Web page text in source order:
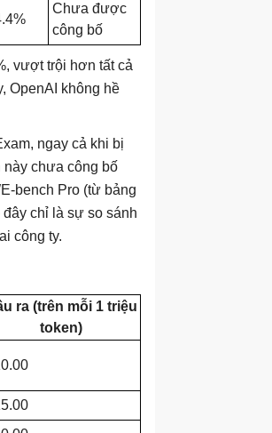
Chưa được
công bố
vượt trội hơn tất cả
OpenAI không hề
ngay cả khi bị
chưa công bố
bench Pro (từ bảng
chỉ là sự so sánh
công ty.
ra (trên mỗi 1 triệu
token)